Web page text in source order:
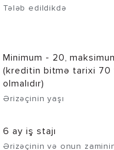
Tələb edildikdə
Minimum - 20,
(kreditin bitmə tarixi 70
olmalıdır)
Ərizəçinin yaşı
6 ay iş stajı
Ərizəçinin və onun